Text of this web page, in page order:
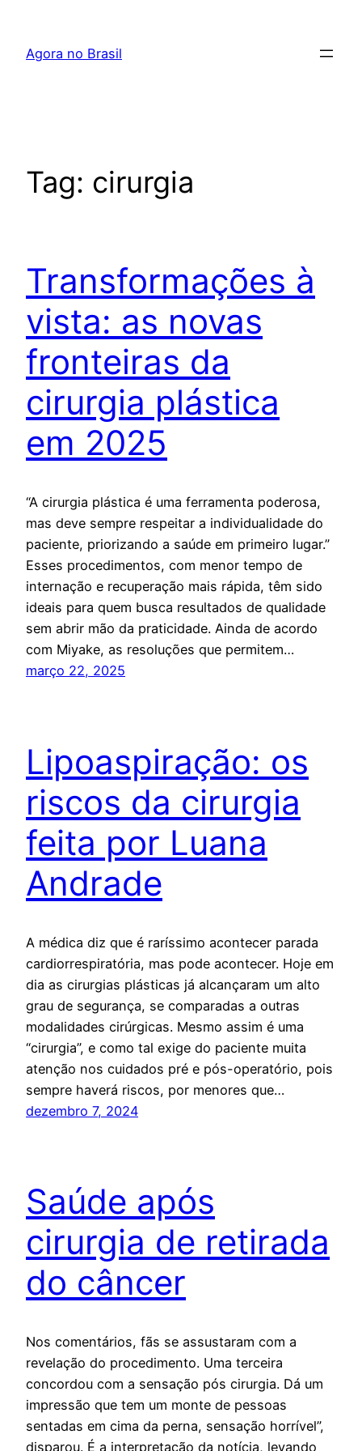
Agora no Brasil
Tag: cirurgia
Transformações à
vista: as novas
fronteiras da
cirurgia plástica
em 2025
“A cirurgia plástica é uma ferramenta poderosa,
mas deve sempre respeitar a individualidade do
paciente, priorizando a saúde em primeiro lugar.”
Esses procedimentos, com menor tempo de
internação e recuperação mais rápida, têm sido
ideais para quem busca resultados de qualidade
sem abrir mão da praticidade. Ainda de acordo
com Miyake, as resoluções que permitem…
março 22, 2025
Lipoaspiração: os
riscos da cirurgia
feita por Luana
Andrade
A médica diz que é raríssimo acontecer parada
cardiorrespiratória, mas pode acontecer. Hoje em
dia as cirurgias plásticas já alcançaram um alto
grau de segurança, se comparadas a outras
modalidades cirúrgicas. Mesmo assim é uma
“cirurgia”, e como tal exige do paciente muita
atenção nos cuidados pré e pós-operatório, pois
sempre haverá riscos, por menores que…
dezembro 7, 2024
Saúde após
cirurgia de retirada
do câncer
Nos comentários, fãs se assustaram com a
revelação do procedimento. Uma terceira
concordou com a sensação pós cirurgia. Dá um
impressão que tem um monte de pessoas
sentadas em cima da perna, sensação horrível”,
disparou. É a interpretação da notícia, levando